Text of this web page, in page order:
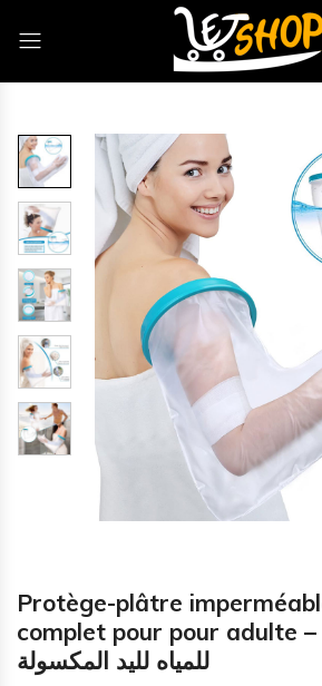
Protège-plâtre
complet pour pour adulte – غطاء عازل
للمياه لليد المكسولة